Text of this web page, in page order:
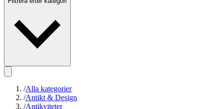
/Alla kategorier
/Antikt & Design
/Antikviteter